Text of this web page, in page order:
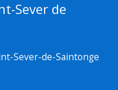
Sever de
Sever-de-Saintonge